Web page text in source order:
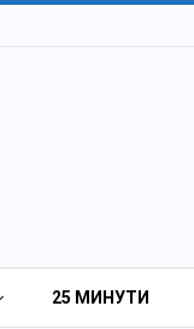
25 МИНУТИ